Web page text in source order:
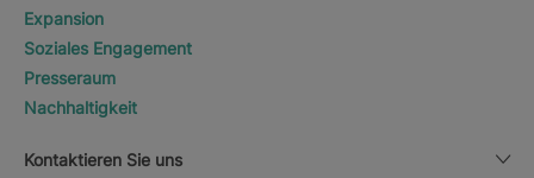
Expansion
Soziales Engagement
Presseraum
Nachhaltigkeit
Kontaktieren Sie uns